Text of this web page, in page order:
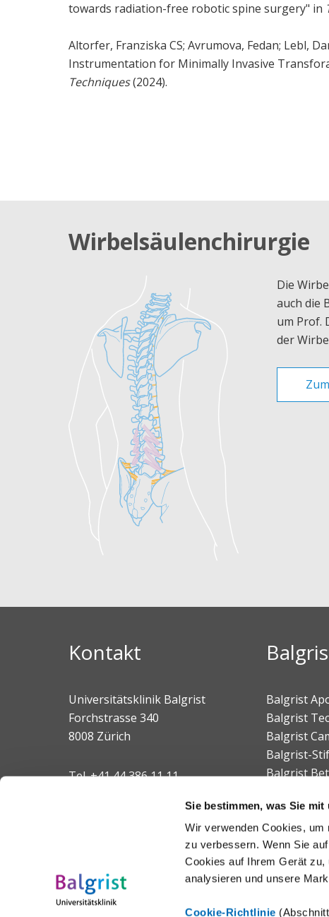
Sie bestimmen, was Sie mit
Wir verwenden Cookies, um
zu verbessern. Wenn Sie
Cookies auf Ihrem Gerät
analysieren und unsere
Cookie-Richtlinie
towards radiation-free robotic spine surgery" in
Altorfer, Franziska CS; Avrumova, Fedan; Lebl,
Instrumentation for Minimally Invasive
Techniques(2024).
Wirbelsäulenchirurgie
Die
auch die
um Prof.
der
Kontakt
Universitätsklinik Balgrist
Forchstrasse 340
8008 Zürich
Tel.+41 44 386 11 11
Balgrist
Balgrist Tec
Balgrist
Balgrist-
Balgrist